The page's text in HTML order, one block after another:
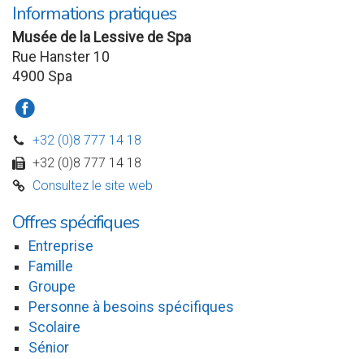
Informations pratiques
Musée de la Lessive de Spa
Rue Hanster 10
4900 Spa
a
D +32 (0)8 777 14 18
w +32 (0)8 777 14 18
C Consultez le site web
Offres spécifiques
Entreprise
Famille
Groupe
Personne à besoins spécifiques
Scolaire
Sénior